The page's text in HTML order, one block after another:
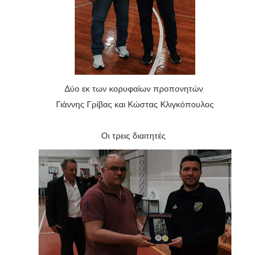
Δύο εκ των κορυφαίων προπονητών
Γιάννης Γρίβας και Κώστας Κλιγκόπουλος
Οι τρεις διαιτητές